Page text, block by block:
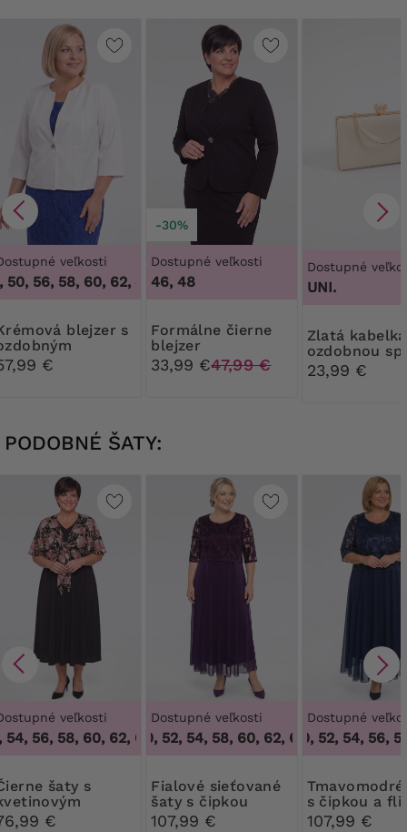
veľkosti
56, 58, 60, 62,46, 48, 50, 56, 58, 60, 62
s
€
-30%
Dostupné veľkosti
46, 48
Formálne čierne
blejzer
33,99 €47,99 €
Dostupné
UNI.
Zlatá kabelka s
ozdobnou
23,99 €
PODOBNÉ ŠATY:
veľkosti
56, 58, 60, 62, 64 ,48, 50, 54, 56, 58, 60, 62, 64
s
€
Dostupné veľkosti
48, 50, 52, 54, 58, 60, 62, 64 ,48, 50, 52,
Fialové sieťované
šaty s čipkou
107,99 €
Dostupné
48, 50, 52, 54, 56,
Tmavomodré šaty
s čipkou a
107,99 €